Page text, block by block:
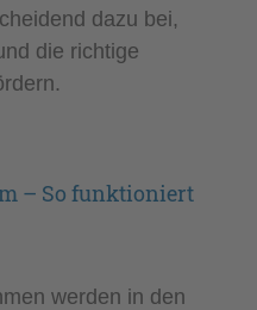
dazu bei,
die richtige
– So funktioniert
werden in den